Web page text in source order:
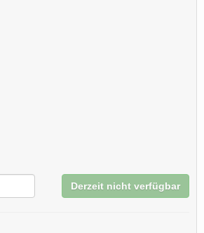
Derzeit nicht verfügbar